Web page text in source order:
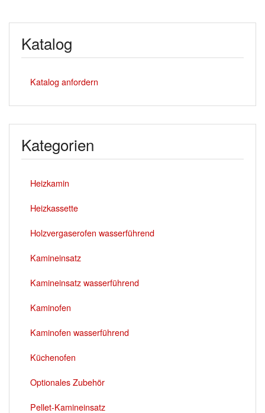
Katalog
Katalog anfordern
Kategorien
Heizkamin
Heizkassette
Holzvergaserofen wasserführend
Kamineinsatz
Kamineinsatz wasserführend
Kaminofen
Kaminofen wasserführend
Küchenofen
Optionales Zubehör
Pellet-Kamineinsatz